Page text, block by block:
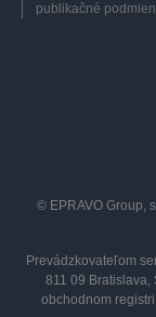
publikačné
© EPRAVO Group,
Prevádzkovateľom
811 09 Bratislava,
obchodnom